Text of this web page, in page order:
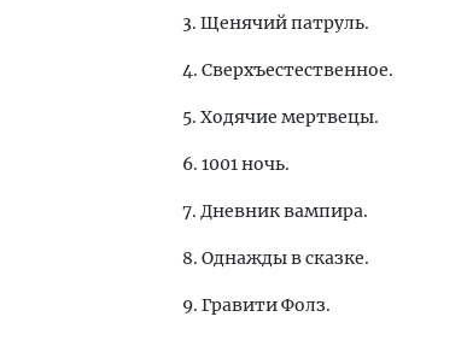
3. Щенячий патруль.
4. Сверхъестественное.
5. Ходячие мертвецы.
6. 1001 ночь.
7. Дневник вампира.
8. Однажды в сказке.
9. Гравити Фолз.